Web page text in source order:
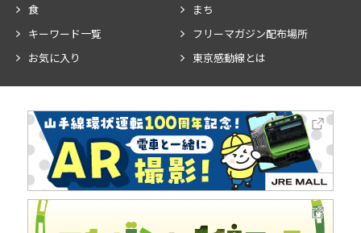
食
まち
キーワード一覧
フリーマガジン配布場所
お気に入り
東京感動線とは